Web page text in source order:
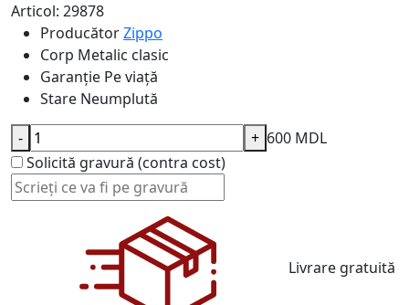
Articol: 29878
ProducătorZippo
Corp Metalic clasic
Garanție Pe viață
Stare Neumplută
600 MDL
Solicită gravură (contra cost)
- +
Livrare gratuită